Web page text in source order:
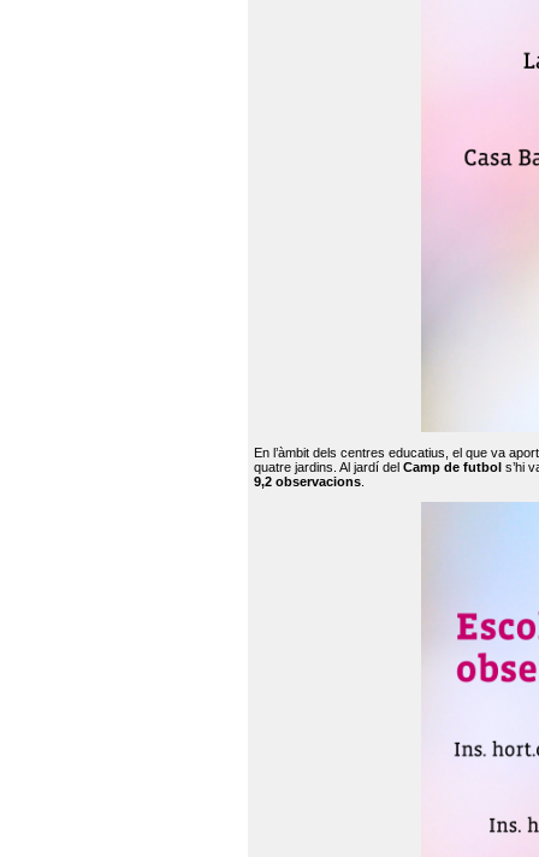
En l’àmbit dels centres educatius, el que va
quatre jardins. Al jardí del Camp de futbol s’hi
9,2 observacions